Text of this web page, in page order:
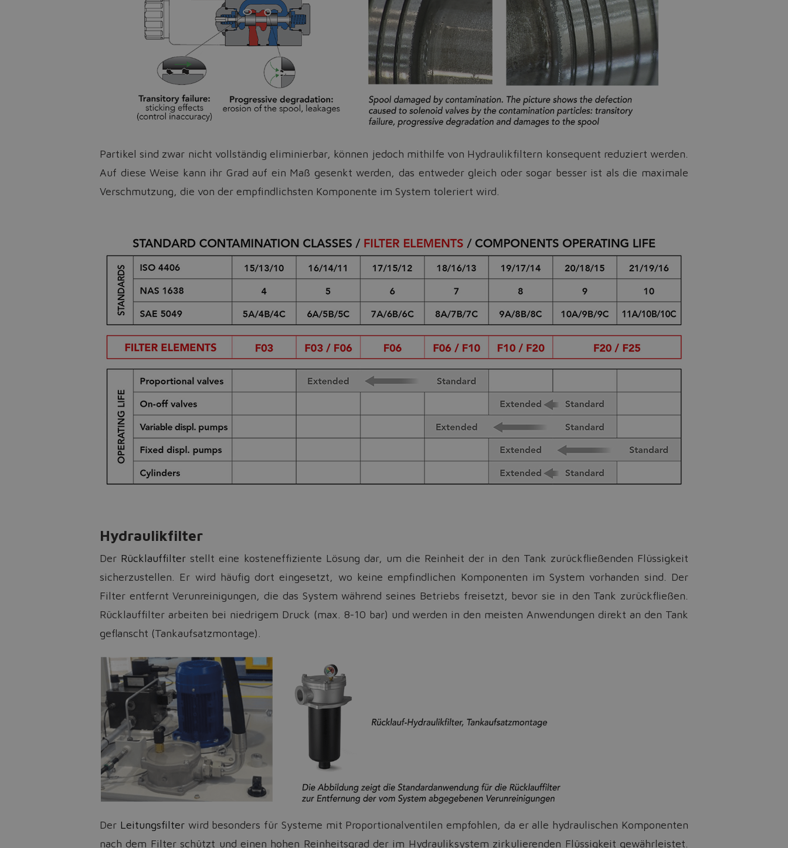
Do you want to leave the configurator?
The running selection will be lost.
No
Partikel sind zwar nicht vollständig eliminierbar, können jedoch mithilfe von Hydraulikfiltern konsequent reduziert werden.
Auf diese Weise kann ihr Grad auf ein Maß gesenkt werden, das entweder gleich oder sogar besser ist als die maximale
Verschmutzung, die von der empfindlichsten Komponente im System toleriert wird.
Hydraulikfilter
Der Rücklauffilter stellt eine kosteneffiziente Lösung dar, um die Reinheit der in den Tank zurückfließenden Flüssigkeit
sicherzustellen. Er wird häufig dort eingesetzt, wo keine empfindlichen Komponenten im System vorhanden sind. Der
Filter entfernt Verunreinigungen, die das System während seines Betriebs freisetzt, bevor sie in den Tank zurückfließen.
Rücklauffilter arbeiten bei niedrigem Druck (max. 8-10 bar) und werden in den meisten Anwendungen direkt an den Tank
geflanscht (Tankaufsatzmontage).
Der Leitungsfilterwird besonders für Systeme mit Proportionalventilen empfohlen, da er alle hydraulischen Komponenten
nach dem Filter schützt und einen hohen Reinheitsgrad der im Hydrauliksystem zirkulierenden Flüssigkeit gewährleistet.